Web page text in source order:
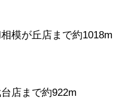
模が丘店まで約1018m
店まで約922m